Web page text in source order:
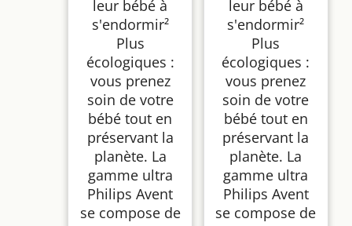
leur bébé à
s'endormir²
Plus
écologiques :
vous prenez
soin de votre
bébé tout en
préservant la
planète. La
gamme ultra
Philips Avent
se compose de
leur bébé à
s'endormir²
Plus
écologiques :
vous prenez
soin de votre
bébé tout en
préservant la
planète. La
gamme ultra
Philips Avent
se compose de